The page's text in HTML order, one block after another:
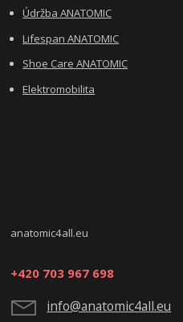
Údržba ANATOMIC
Lifespan ANATOMIC
Shoe Care ANATOMIC
Elektromobilita
anatomic4all.eu
+420 703 967 698
info@anatomic4all.eu